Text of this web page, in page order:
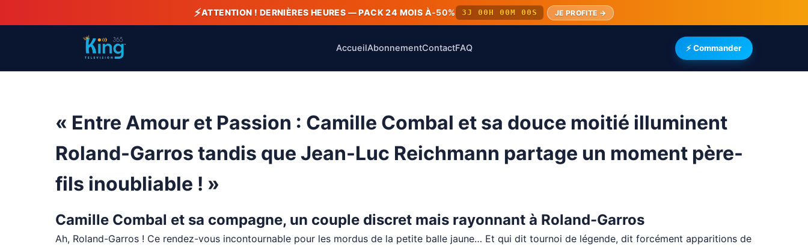
⚡ATTENTION ! DERNIÈRES HEURES — PACK 24 MOIS À-50% 3J 00H 00M 00S JE PROFITE →
AccueilAbonnementContactFAQ ⚡ Commander
« Entre Amour et Passion : Camille Combal et sa douce moitié illuminent
Roland-Garros tandis que Jean-Luc Reichmann partage un moment père-
fils inoubliable ! »
Camille Combal et sa compagne, un couple discret mais rayonnant à Roland-Garros
Ah, Roland-Garros ! Ce rendez-vous incontournable pour les mordus de la petite balle jaune… Et qui dit tournoi de légende, dit forcément apparitions de